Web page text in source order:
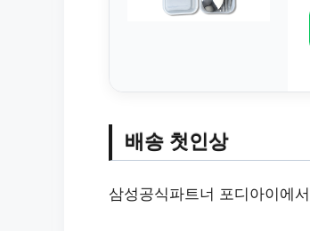
배송 첫인상
삼성공식파트너 포디아이에